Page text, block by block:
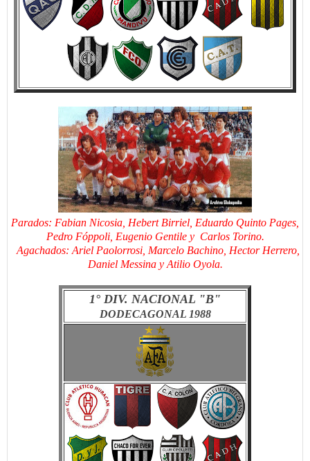
Parados: Fabian Nicosia, Hebert Birriel, Eduardo Quinto Pages,
Pedro Fóppoli, Eugenio Gentile y Carlos Torino.
Agachados: Ariel Paolorrosi, Marcelo Bachino, Hector Herrero,
Daniel Messina y Atilio Oyola.
1° DIV. NACIONAL "B"
DODECAGONAL 1988